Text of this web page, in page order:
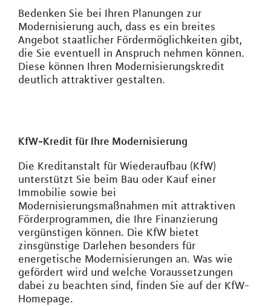
Bedenken Sie bei Ihren Planungen zur
Modernisierung auch, dass es ein breites
Angebot staatlicher Fördermöglichkeiten gibt,
die Sie eventuell in Anspruch nehmen können.
Diese können Ihren Modernisierungskredit
deutlich attraktiver gestalten.
KfW-Kredit für Ihre Modernisierung
Die Kreditanstalt für Wiederaufbau (KfW)
unterstützt Sie beim Bau oder Kauf einer
Immobilie sowie bei
Modernisierungsmaßnahmen mit attraktiven
Förderprogrammen, die Ihre Finanzierung
vergünstigen können. Die KfW bietet
zinsgünstige Darlehen besonders für
energetische Modernisierungen an. Was wie
gefördert wird und welche Voraussetzungen
dabei zu beachten sind, finden Sie auf der KfW-
Homepage.